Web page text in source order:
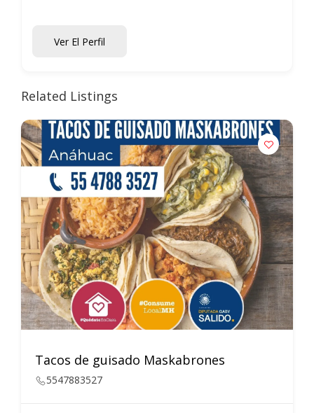
Ver El Perfil
Related Listings
Tacos de guisado Maskabrones
5547883527